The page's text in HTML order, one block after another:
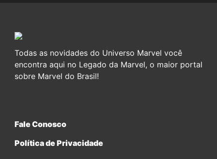
Todas as novidades do Universo Marvel você
encontra aqui no Legado da Marvel, o maior portal
sobre Marvel do Brasil!
Fale Conosco
Política de Privacidade